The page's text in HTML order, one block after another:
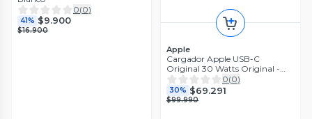
0(0)
41% $9.900
$16.900
Apple
Cargador Apple USB-C
Original 30 Watts Original -
MW2G3CI
0(0)
30% $69.291
$99.990